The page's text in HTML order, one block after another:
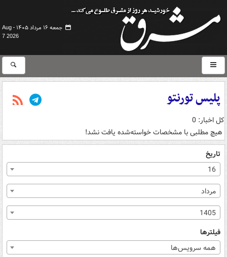
جمعه ۱۶ مرداد ۱۴۰۵ -
Aug
7 2026
پلیس تورنتو
کل اخبار: 0
هیچ مطلبی با مشخصات خواسته‌شده یافت نشد!
تاریخ
16
مرداد
1405
فیلترها
همه سرویس‌ها